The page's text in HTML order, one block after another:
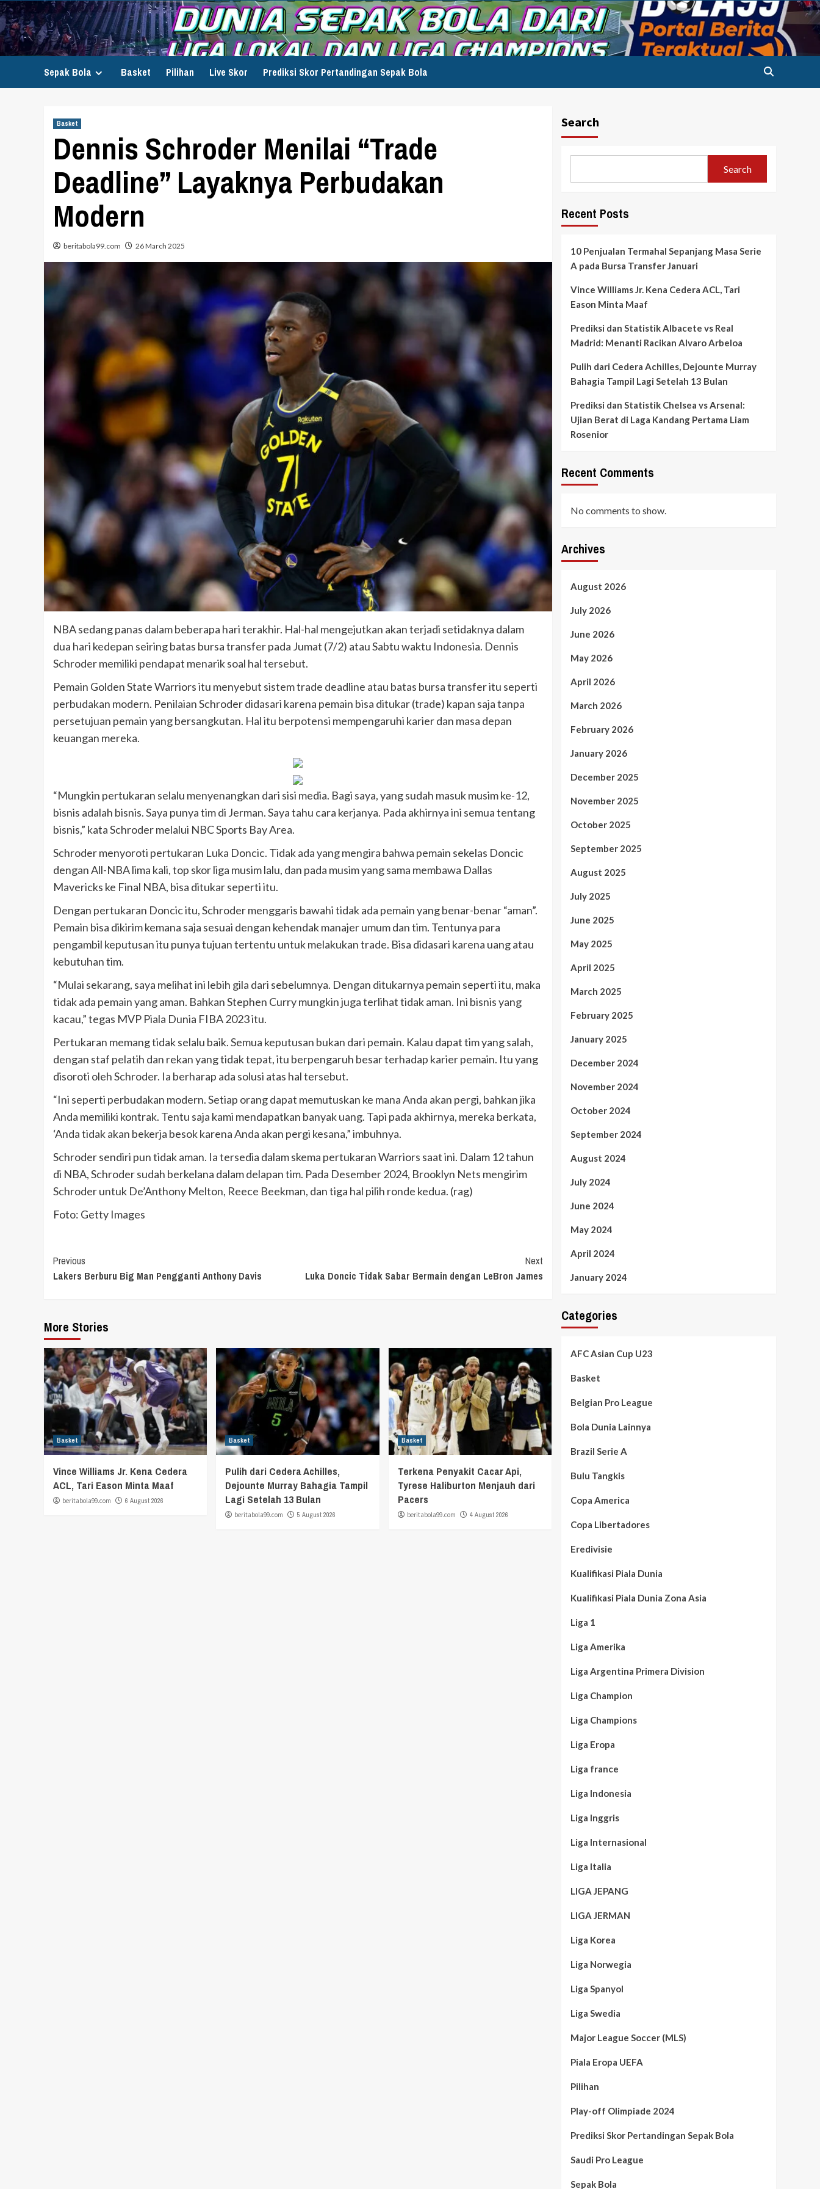
Skip
to
content
Sepak Bola Basket Pilihan Live Skor Prediksi Skor Pertandingan Sepak Bola
Basket
Dennis Schroder Menilai “Trade
Deadline” Layaknya Perbudakan
Modern
beritabola99.com 26 March 2025
NBA sedang panas dalam beberapa hari terakhir. Hal-hal mengejutkan akan terjadi setidaknya dalam
dua hari kedepan seiring batas bursa transfer pada Jumat (7/2) atau Sabtu waktu Indonesia. Dennis
Schroder memiliki pendapat menarik soal hal tersebut.
Pemain Golden State Warriors itu menyebut sistem trade deadline atau batas bursa transfer itu seperti
perbudakan modern. Penilaian Schroder didasari karena pemain bisa ditukar (trade) kapan saja tanpa
persetujuan pemain yang bersangkutan. Hal itu berpotensi mempengaruhi karier dan masa depan
keuangan mereka.
“Mungkin pertukaran selalu menyenangkan dari sisi media. Bagi saya, yang sudah masuk musim ke-12,
bisnis adalah bisnis. Saya punya tim di Jerman. Saya tahu cara kerjanya. Pada akhirnya ini semua tentang
bisnis,” kata Schroder melalui NBC Sports Bay Area.
Schroder menyoroti pertukaran Luka Doncic. Tidak ada yang mengira bahwa pemain sekelas Doncic
dengan All-NBA lima kali, top skor liga musim lalu, dan pada musim yang sama membawa Dallas
Mavericks ke Final NBA, bisa ditukar seperti itu.
Dengan pertukaran Doncic itu, Schroder menggaris bawahi tidak ada pemain yang benar-benar “aman”.
Pemain bisa dikirim kemana saja sesuai dengan kehendak manajer umum dan tim. Tentunya para
pengambil keputusan itu punya tujuan tertentu untuk melakukan trade. Bisa didasari karena uang atau
kebutuhan tim.
“Mulai sekarang, saya melihat ini lebih gila dari sebelumnya. Dengan ditukarnya pemain seperti itu, maka
tidak ada pemain yang aman. Bahkan Stephen Curry mungkin juga terlihat tidak aman. Ini bisnis yang
kacau,” tegas MVP Piala Dunia FIBA 2023 itu.
Pertukaran memang tidak selalu baik. Semua keputusan bukan dari pemain. Kalau dapat tim yang salah,
dengan staf pelatih dan rekan yang tidak tepat, itu berpengaruh besar terhadap karier pemain. Itu yang
disoroti oleh Schroder. Ia berharap ada solusi atas hal tersebut.
“Ini seperti perbudakan modern. Setiap orang dapat memutuskan ke mana Anda akan pergi, bahkan jika
Anda memiliki kontrak. Tentu saja kami mendapatkan banyak uang. Tapi pada akhirnya, mereka berkata,
‘Anda tidak akan bekerja besok karena Anda akan pergi kesana,” imbuhnya.
Schroder sendiri pun tidak aman. Ia tersedia dalam skema pertukaran Warriors saat ini. Dalam 12 tahun
di NBA, Schroder sudah berkelana dalam delapan tim. Pada Desember 2024, Brooklyn Nets mengirim
Schroder untuk De’Anthony Melton, Reece Beekman, dan tiga hal pilih ronde kedua. (rag)
Foto: Getty Images
Continue
Reading
Previous
Lakers Berburu Big Man Pengganti Anthony Davis
Next
Luka Doncic Tidak Sabar Bermain dengan LeBron James
More Stories
Basket
Vince Williams Jr. Kena Cedera
ACL, Tari Eason Minta Maaf
beritabola99.com 6 August 2026
Basket
Pulih dari Cedera Achilles,
Dejounte Murray Bahagia Tampil
Lagi Setelah 13 Bulan
beritabola99.com 5 August 2026
Basket
Terkena Penyakit Cacar Api,
Tyrese Haliburton Menjauh dari
Pacers
beritabola99.com 4 August 2026
Search
Search
Recent Posts
10 Penjualan Termahal Sepanjang Masa Serie
A pada Bursa Transfer Januari
Vince Williams Jr. Kena Cedera ACL, Tari
Eason Minta Maaf
Prediksi dan Statistik Albacete vs Real
Madrid: Menanti Racikan Alvaro Arbeloa
Pulih dari Cedera Achilles, Dejounte Murray
Bahagia Tampil Lagi Setelah 13 Bulan
Prediksi dan Statistik Chelsea vs Arsenal:
Ujian Berat di Laga Kandang Pertama Liam
Rosenior
Recent Comments
No comments to show.
Archives
August 2026
July 2026
June 2026
May 2026
April 2026
March 2026
February 2026
January 2026
December 2025
November 2025
October 2025
September 2025
August 2025
July 2025
June 2025
May 2025
April 2025
March 2025
February 2025
January 2025
December 2024
November 2024
October 2024
September 2024
August 2024
July 2024
June 2024
May 2024
April 2024
January 2024
Categories
AFC Asian Cup U23
Basket
Belgian Pro League
Bola Dunia Lainnya
Brazil Serie A
Bulu Tangkis
Copa America
Copa Libertadores
Eredivisie
Kualifikasi Piala Dunia
Kualifikasi Piala Dunia Zona Asia
Liga 1
Liga Amerika
Liga Argentina Primera Division
Liga Champion
Liga Champions
Liga Eropa
Liga france
Liga Indonesia
Liga Inggris
Liga Internasional
Liga Italia
LIGA JEPANG
LIGA JERMAN
Liga Korea
Liga Norwegia
Liga Spanyol
Liga Swedia
Major League Soccer (MLS)
Piala Eropa UEFA
Pilihan
Play-off Olimpiade 2024
Prediksi Skor Pertandingan Sepak Bola
Saudi Pro League
Sepak Bola